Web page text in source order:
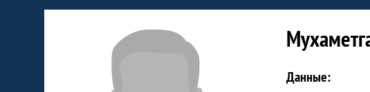
Статистика игрока Мухаметгалеева
Данные: